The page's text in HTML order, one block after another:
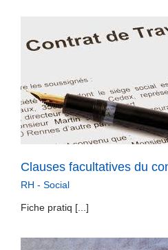
Clauses facultatives du
RH - Social
Fiche pratiq [...]